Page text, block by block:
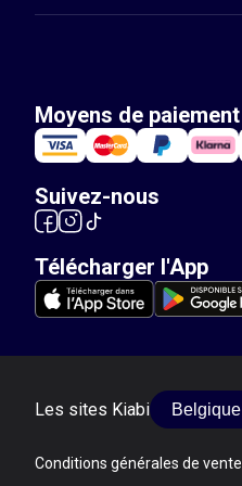
Moyens de paiement
Suivez-nous
Télécharger l'App
Les sites Kiabi
Conditions générales de vente